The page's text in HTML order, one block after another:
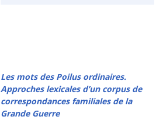
Les mots des Poilus ordinaires.
Approches lexicales d’un corpus de
correspondances familiales de la
Grande Guerre